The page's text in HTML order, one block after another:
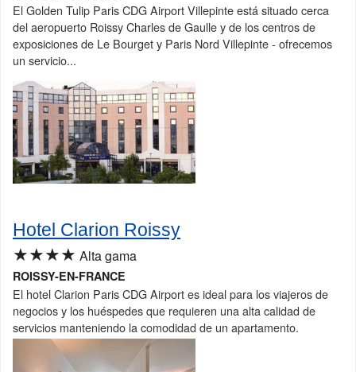
El Golden Tulip Paris CDG Airport Villepinte está situado cerca
del aeropuerto Roissy Charles de Gaulle y de los centros de
exposiciones de Le Bourget y Paris Nord Villepinte - ofrecemos
un servicio...
Hotel Clarion Roissy
★★★★ Alta gama
ROISSY-EN-FRANCE
El hotel Clarion Paris CDG Airport es ideal para los viajeros de
negocios y los huéspedes que requieren una alta calidad de
servicios manteniendo la comodidad de un apartamento.